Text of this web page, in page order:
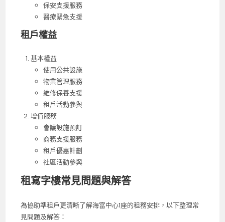
保安支援服務
醫療緊急支援
租戶權益
基本權益
使用公共設施
物業管理服務
維修保養支援
租戶活動參與
增值服務
會議設施預訂
商務支援服務
租戶優惠計劃
社區活動參與
租寫字樓常見問題與解答
為協助準租戶更清晰了解海富中心1座的租務安排，以下整理常
見問題及解答：